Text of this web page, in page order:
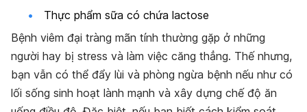
Thực phẩm sữa có chứa lactose
Bệnh viêm đại tràng mãn tính thường gặp ở những
người hay bị stress và làm việc căng thẳng. Thế nhưng,
bạn vẫn có thể đẩy lùi và phòng ngừa bệnh nếu như có
lối sống sinh hoạt lành mạnh và xây dựng chế độ ăn